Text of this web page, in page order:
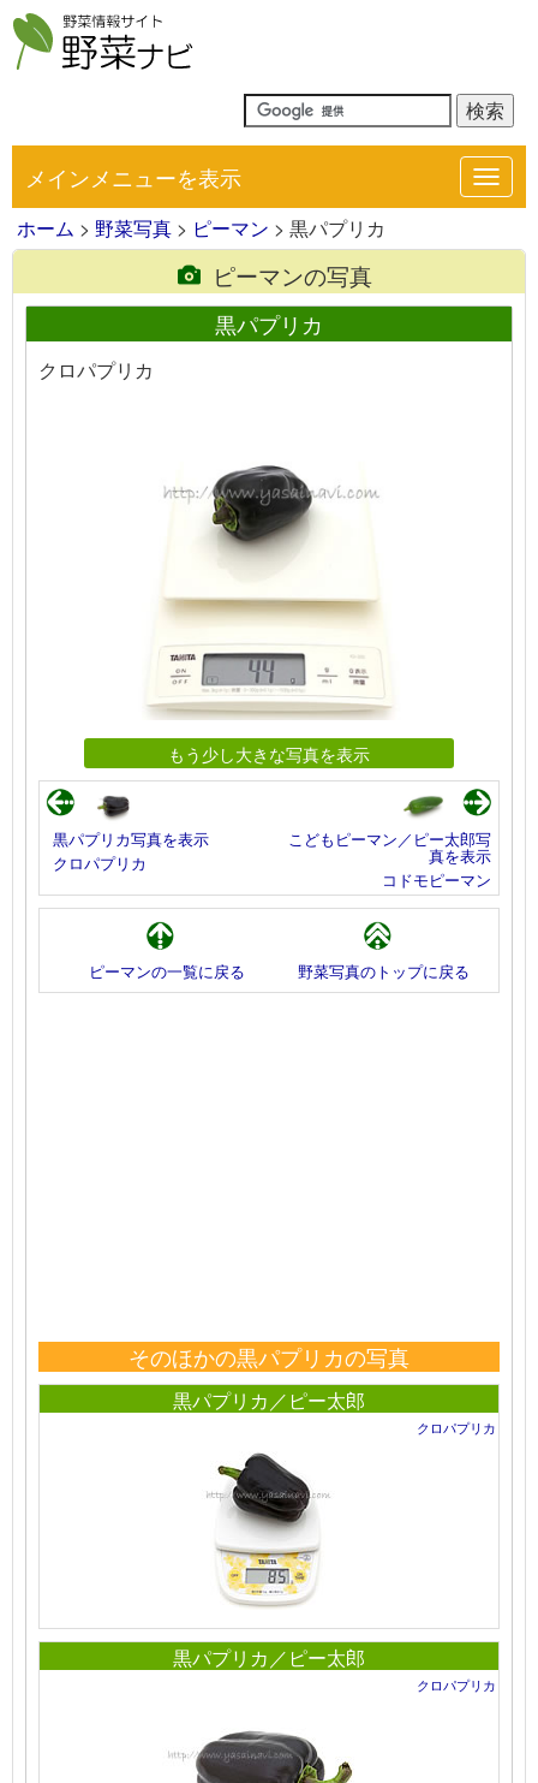
メインメニューを表示
ホーム > 野菜写真 > ピーマン > 黒パプリカ
ピーマンの写真
黒パプリカ
クロパプリカ
もう少し大きな写真を表示
黒パプリカ写真を表示
クロパプリカ
こどもピーマン／ピー太郎写
真を表示
コドモピーマン
ピーマンの一覧に戻る 野菜写真のトップに戻る
そのほかの黒パプリカの写真
黒パプリカ／ピー太郎
クロパプリカ
黒パプリカ／ピー太郎
クロパプリカ